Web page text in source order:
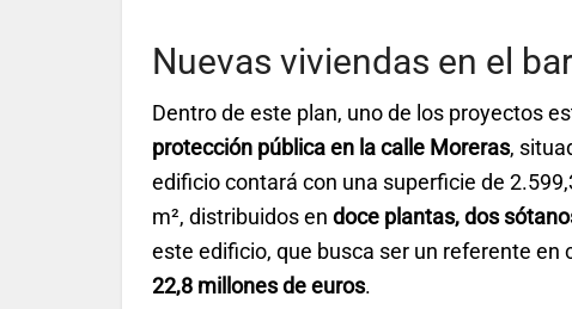
Nuevas viviendas en el
Dentro de este plan, uno de los proyectos
protección pública en la calle Moreras,
edificio contará con una superficie de
m², distribuidos en doce plantas, dos
este edificio, que busca ser un referente
22,8 millones de euros.